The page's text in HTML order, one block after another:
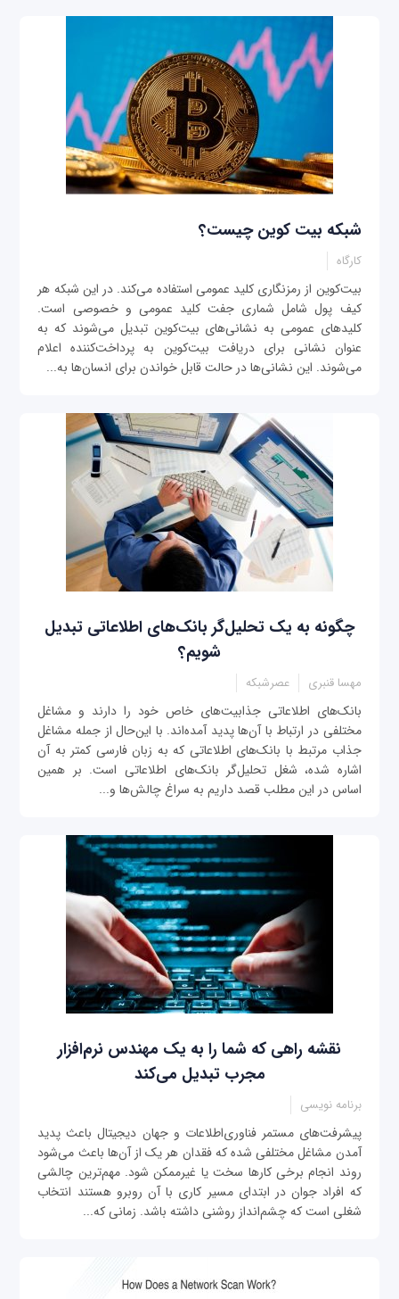
شبکه بیت کوین چیست؟
کارگاه
بیت‌کوین از رمزنگاری کلید عمومی استفاده می‌کند. در این شبکه هر
کیف پول شامل شماری جفت کلید عمومی و خصوصی است.
کلیدهای عمومی به نشانی‌های بیت‌کوین تبدیل می‌شوند که به
عنوان نشانی برای دریافت بیت‌کوین به پرداخت‌کننده اعلام
می‌شوند. این نشانی‌ها در حالت قابل خواندن برای انسان‌ها به...
چگونه به یک تحلیل‌گر بانک‌های اطلاعاتی تبدیل
شویم؟
مهسا قنبری عصرشبکه
بانک‌های اطلاعاتی جذابیت‌های خاص خود را دارند و مشاغل
مختلفی در ارتباط با آن‌ها پدید آمده‌اند. با این‌حال از جمله مشاغل
جذاب مرتبط با بانک‌های اطلاعاتی که به زبان فارسی کمتر به آن
اشاره شده، شغل تحلیل‌گر بانک‌های اطلاعاتی است. بر همین
اساس در این مطلب قصد داریم به سراغ چالش‌ها و...
نقشه راهی که شما را به یک مهندس نرم‌افزار
مجرب تبدیل می‌کند
برنامه نویسی
پیشرفت‌های مستمر فناوری‌اطلاعات و جهان دیجیتال باعث پدید
آمدن مشاغل مختلفی شده که فقدان هر یک از آن‌ها باعث می‌شود
روند انجام برخی کارها سخت یا غیرممکن شود. مهم‌ترین چالشی
که افراد جوان در ابتدای مسیر کاری با آن روبرو هستند انتخاب
شغلی است که چشم‌انداز روشنی داشته باشد. زمانی که...